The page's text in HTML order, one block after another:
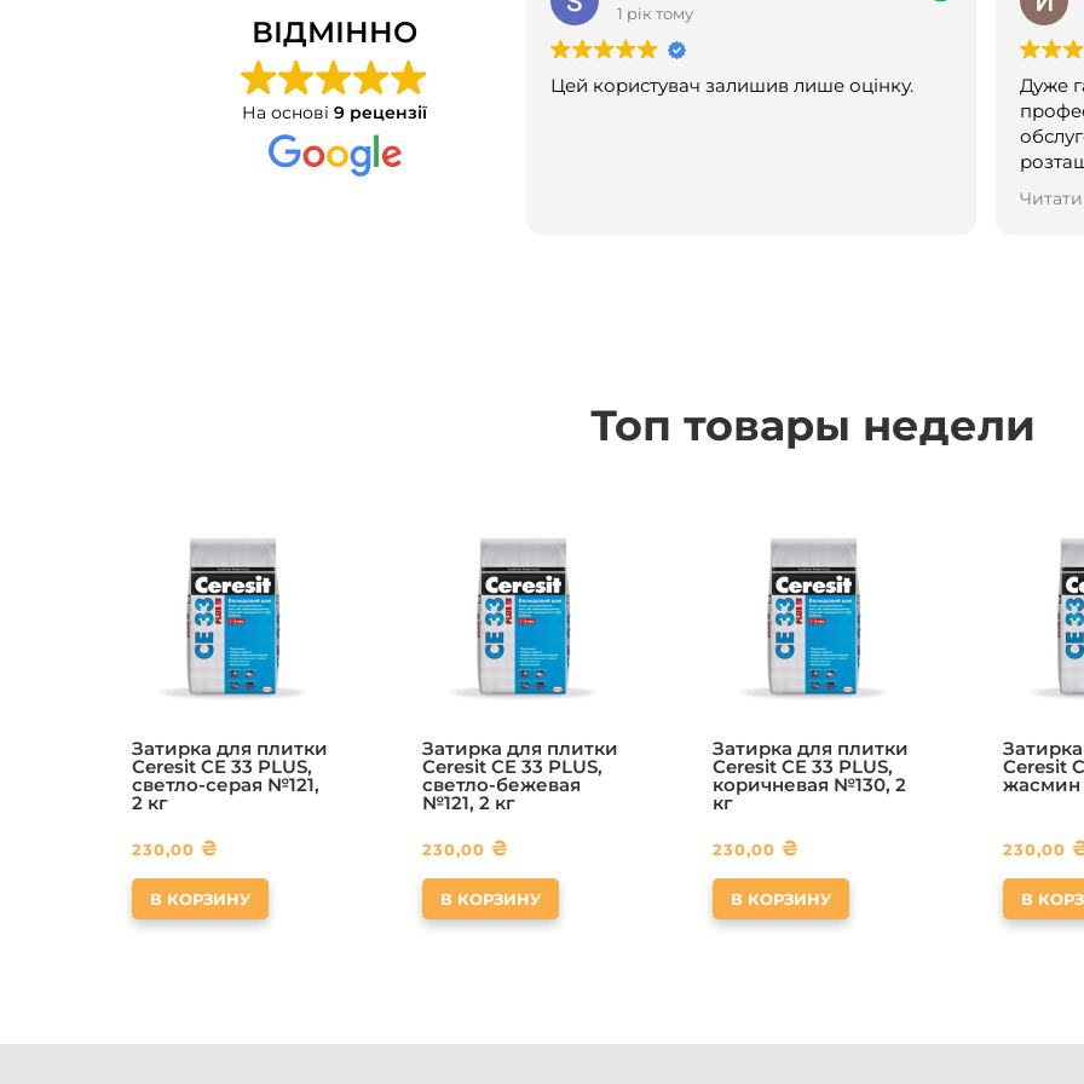
ВІДМІННО
На основі9 рецензії
1 рік тому
Цей користувач залишив лише оцінку.
Дуже
розташування!
Читати
Топ товары недели
Затирка для плитки
Ceresit CE 33 PLUS,
светло-серая №121,
2 кг
230,00 ₴
В КОРЗИНУ
Затирка для плитки
Ceresit CE 33 PLUS,
светло-бежевая
№121, 2 кг
230,00 ₴
В КОРЗИНУ
Затирка для плитки
Ceresit CE 33 PLUS,
коричневая №130, 2
кг
230,00 ₴
В КОРЗИНУ
Ceresit
жасмин
230,00
В